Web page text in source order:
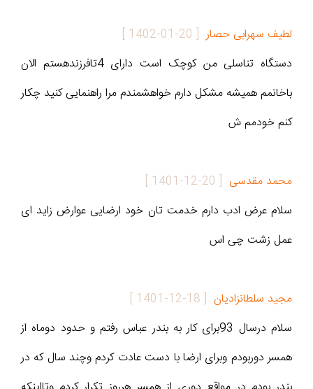
لطیف سهرابی حصار [
1402-01-20
]
دستگاه تناسلی من کوچک است دارای 4تافرزندهستم الان
باخانمم همیشه مشکل دارم خواهشمندم مرا راهنمایی کنید چکار
کنم خودمم ش
محمد مقدسی [
1401-12-20
]
سلام عرض ادب دارم خدمت تان خود ارضایی عوارض زاید ای
عمل زشت چی اس
مجید سلطانزاديان [
1401-12-18
]
سلام درسال 93برای کار به بندر عباس رفتم و حدود دوماه از
همسر دوربودم وبرای ارضا با دست عادت کردم وچند سال که در